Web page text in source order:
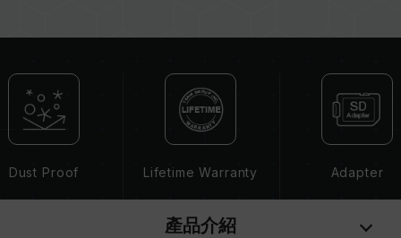
Dust Proof Lifetime Warranty Adapter
產品介紹